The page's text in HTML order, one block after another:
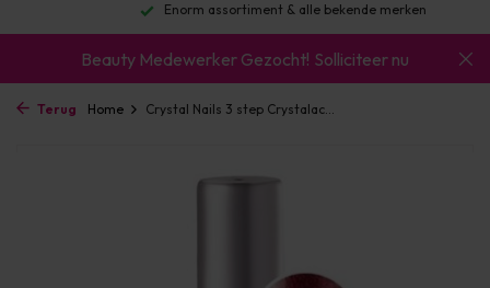
Enorm assortiment & alle bekende merken
Beauty Medewerker Gezocht! Solliciteer nu
Terug Home Crystal Nails 3 step Crystalac...